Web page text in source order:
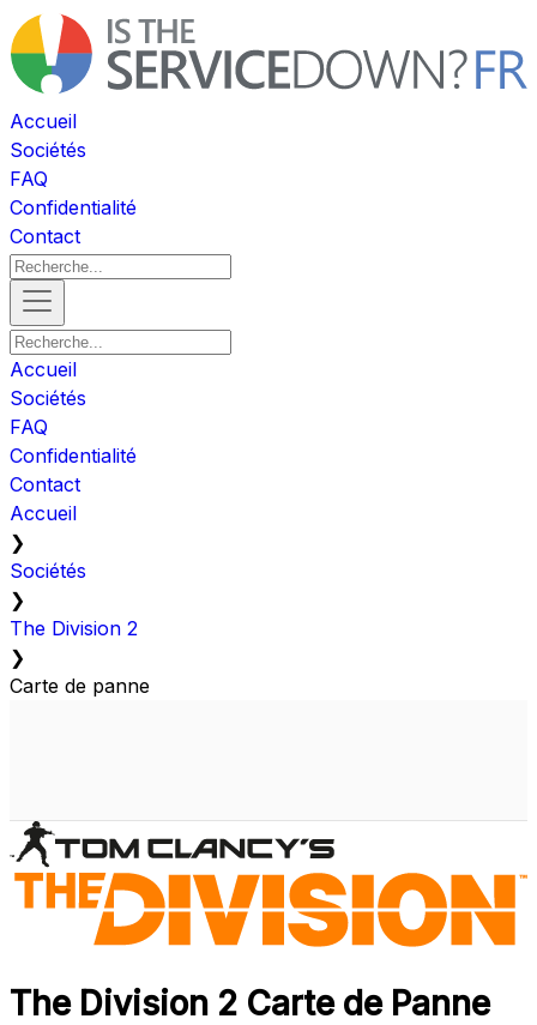
Accueil
Sociétés
FAQ
Confidentialité
Contact
Accueil
Sociétés
FAQ
Confidentialité
Contact
Accueil
❯
Sociétés
❯
The Division 2
❯
Carte de panne
The Division 2 Carte de Panne